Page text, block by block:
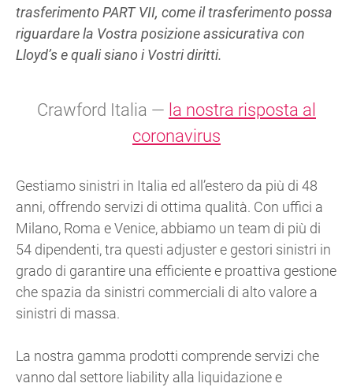
trasferimento PART VII, come il trasferimento possa
riguardare la Vostra posizione assicurativa con
Lloyd’s e quali siano i Vostri diritti.
Crawford Italia — la nostra risposta al
coronavirus
Gestiamo sinistri in Italia ed all’estero da più di 48
anni, offrendo servizi di ottima qualità. Con uffici a
Milano, Roma e Venice, abbiamo un team di più di
54 dipendenti, tra questi adjuster e gestori sinistri in
grado di garantire una efficiente e proattiva gestione
che spazia da sinistri commerciali di alto valore a
sinistri di massa.
La nostra gamma prodotti comprende servizi che
vanno dal settore liability alla liquidazione e